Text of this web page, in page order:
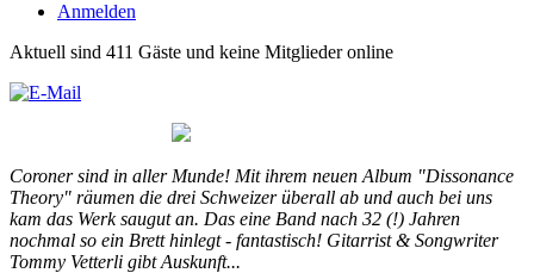
Anmelden
Aktuell sind 411 Gäste und keine Mitglieder online
Coroner sind in aller Munde! Mit ihrem neuen Album "Dissonance
Theory" räumen die drei Schweizer überall ab und auch bei uns
kam das Werk saugut an. Das eine Band nach 32 (!) Jahren
nochmal so ein Brett hinlegt - fantastisch! Gitarrist & Songwriter
Tommy Vetterli gibt Auskunft...